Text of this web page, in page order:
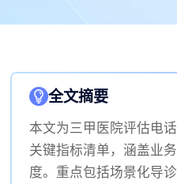
全文摘要
本文为三甲医院评估电
关键指标清单，涵盖业
度。重点包括场景化导